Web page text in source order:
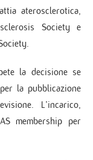
aterosclerotica,
Society e
la decisione se
la pubblicazione
L’incarico,
membership per